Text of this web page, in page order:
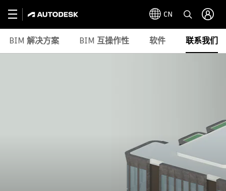
CN
BIM 解决方案 BIM 互操作性 软件 联系我们